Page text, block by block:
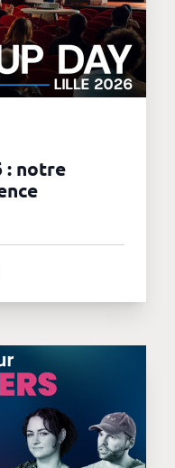
: notre